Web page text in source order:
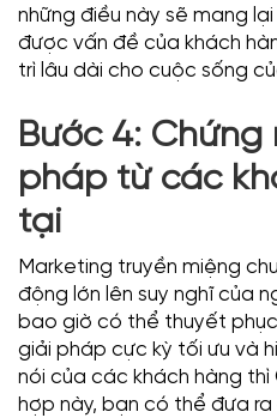
những điều này sẽ mang
được vấn đề của khách
trì lâu dài cho cuộc sống
Bước 4: Chứng
pháp từ các
tại
Marketing truyền miệng
động lớn lên suy nghĩ của
bao giờ có thể thuyết
giải pháp cực kỳ tối ưu và
nói của các khách hàng thì
hợp này, bạn có thể đưa